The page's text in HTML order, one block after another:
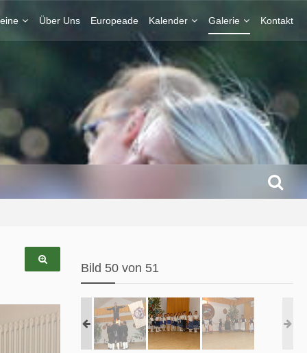
Über Uns Europeade Kalender Galerie Kontakt
Bild 50 von 51